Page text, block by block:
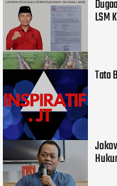
LSM
Tata